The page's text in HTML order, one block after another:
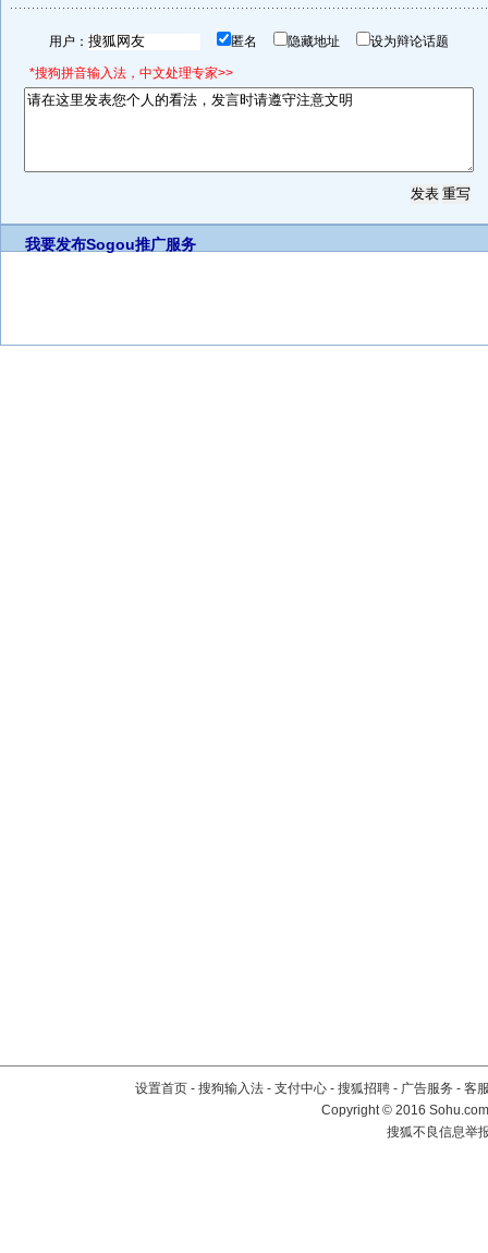
用户： 匿名 隐藏地址 设为辩论话题
*搜狗拼音输入法，中文处理专家>>
我要发布Sogou推广服务
设置首页 - 搜狗输入法 - 支付中心 - 搜狐招聘 - 广告服务 - 客
Copyright©2016
搜狐不良信息举